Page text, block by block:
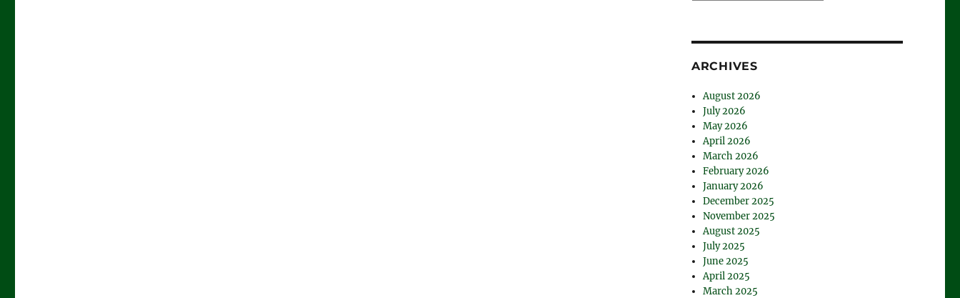
ARCHIVES
August 2026
July 2026
May 2026
April 2026
March 2026
February 2026
January 2026
December 2025
November 2025
August 2025
July 2025
June 2025
April 2025
March 2025